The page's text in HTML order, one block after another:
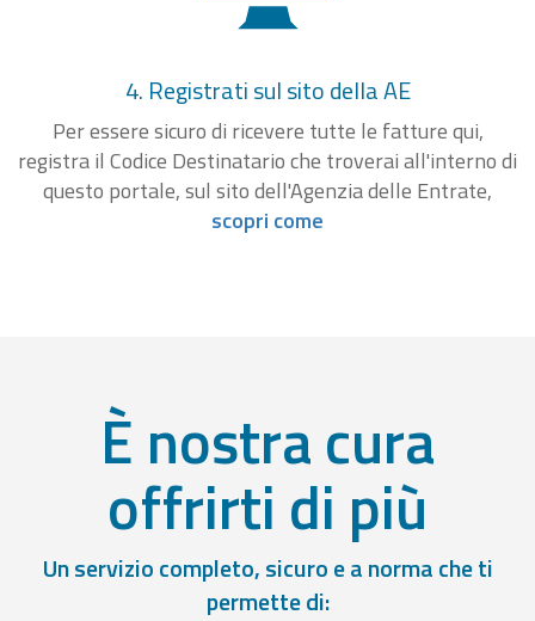
4. Registrati sul sito della AE
Per essere sicuro di ricevere tutte le fatture qui,
registra il Codice Destinatario che troverai all'interno di
questo portale, sul sito dell'Agenzia delle Entrate,
scopri come
È nostra cura
offrirti di più
Un servizio completo, sicuro e a norma che ti
permette di: